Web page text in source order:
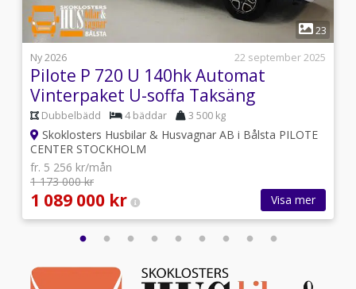
23
Ny 2026
22 september 2025
Pilote P 720 U 140hk Automat
Vinterpaket U-soffa Taksäng
Dubbelbädd 4 bäddar 3 500 kg
Skoklosters Husbilar & Husvagnar AB i Bålsta PILOTE
CENTER STOCKHOLM
fr. 5 256 kr/mån
1 173 000 kr
1 089 000 kr Visa mer